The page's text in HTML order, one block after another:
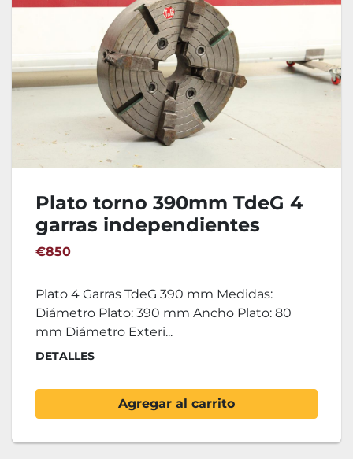
Plato torno 390mm TdeG 4
garras independientes
€850
Plato 4 Garras TdeG 390 mm Medidas:
Diámetro Plato: 390 mm Ancho Plato: 80
mm Diámetro Exteri...
DETALLES
Agregar al carrito